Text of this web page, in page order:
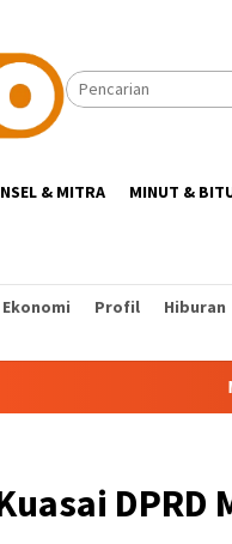
& MITRA MINUT &
Ekonomi Profil Hiburan
Mesin
DPRD